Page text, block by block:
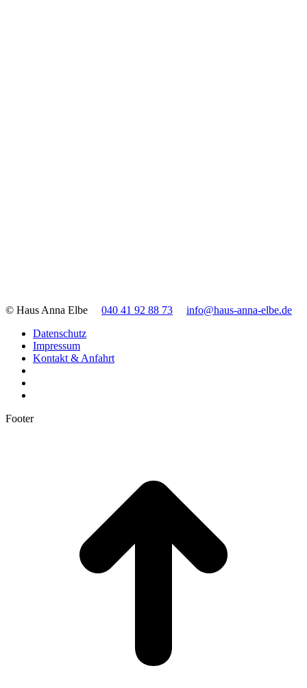
© Haus Anna Elbe 040 41 92 88 73
info@haus-anna-elbe.de
Datenschutz
Impressum
Kontakt & Anfahrt
Footer